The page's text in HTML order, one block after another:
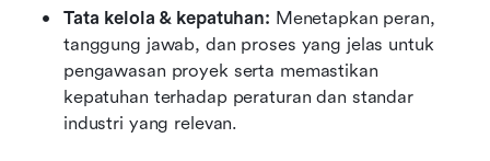
Tata kelola & kepatuhan: Menetapkan peran,
tanggung jawab, dan proses yang jelas untuk
pengawasan proyek serta memastikan
kepatuhan terhadap peraturan dan standar
industri yang relevan.